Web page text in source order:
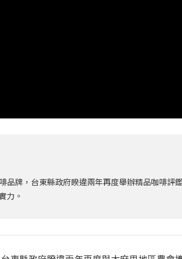
品牌，台東縣政府睽違兩年再度舉辦精品咖啡評
力。